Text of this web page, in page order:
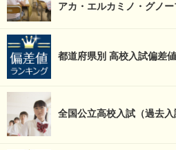
アカ・エルカミノ・グノ
都道府県別 高校入試偏差
全国公立高校入試（過去入